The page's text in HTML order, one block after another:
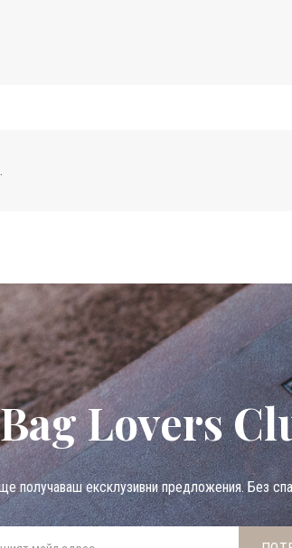
Bag Lovers
получаваш ексклузивни предложения. Без